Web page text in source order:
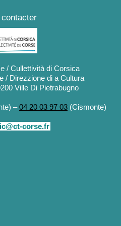
/ Cullettività di Corsica
/ Direzzione di a Cultura
Ville Di Pietrabugno
–04 20 03 97 03 (Cismonte)
corse.fr